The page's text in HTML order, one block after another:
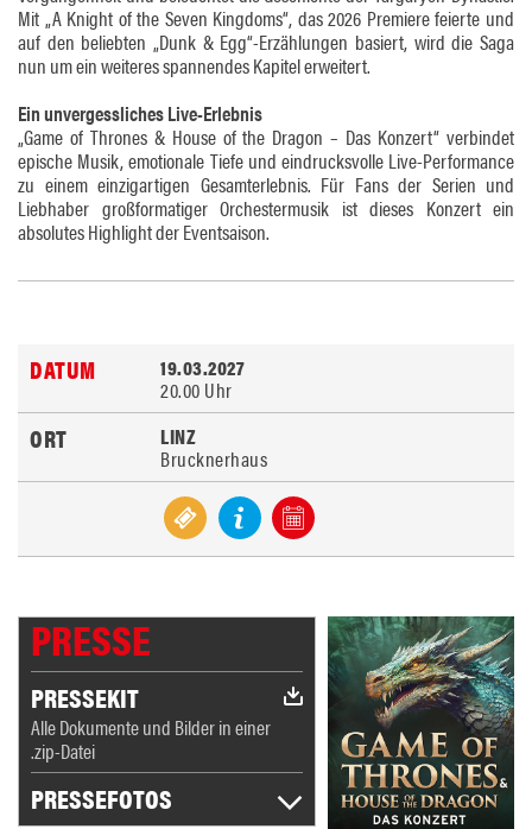
Mit „A Knight of the Seven Kingdoms“, das 2026 Premiere feierte und
auf den beliebten „Dunk & Egg“-Erzählungen basiert, wird die Saga
nun um ein weiteres spannendes Kapitel erweitert.
Ein unvergessliches Live-Erlebnis
„Game of Thrones & House of the Dragon – Das Konzert“ verbindet
epische Musik, emotionale Tiefe und eindrucksvolle Live-Performance
zu einem einzigartigen Gesamterlebnis. Für Fans der Serien und
Liebhaber großformatiger Orchestermusik ist dieses Konzert ein
absolutes Highlight der Eventsaison.
19.03.2027
20.00 Uhr
LINZ
Brucknerhaus
PRESSE
PRESSEKIT
Alle Dokumente und Bilder in einer
.zip-Datei
PRESSEFOTOS